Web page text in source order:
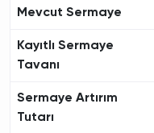
Mevcut Sermaye
Kayıtlı Sermaye
Tavanı
Sermaye Artırım
Tutarı